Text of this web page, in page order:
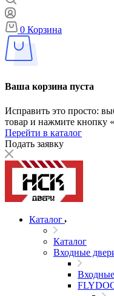
0 Корзина
Ваша корзина пуста
Исправить это просто:
товар и нажмите кнопку
Перейти в каталог
Подать заявку
Каталог
Каталог
Входные